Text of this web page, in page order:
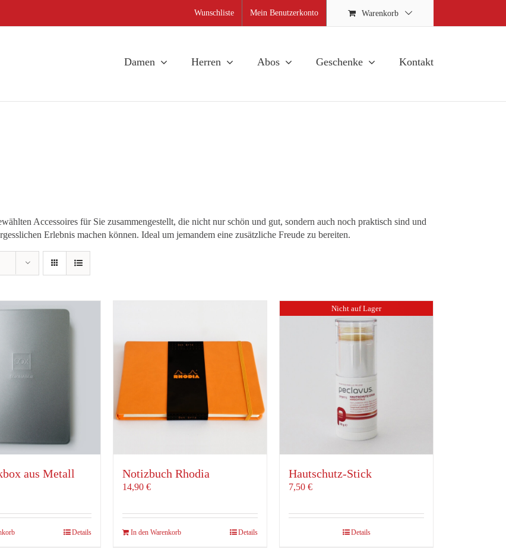
Wunschliste Mein Benutzerkonto Warenkorb
Damen Herren Abos Geschenke Kontakt
Accessoires für Sie zusammengestellt, die nicht nur schön und gut, sondern auch noch praktisch sind und
Erlebnis machen können. Ideal um jemandem eine zusätzliche Freude zu bereiten.
aus Metall
Details
Notizbuch Rhodia
14,90 €
In den Warenkorb Details
Nicht auf Lager
Hautschutz-Stick
7,50 €
Details